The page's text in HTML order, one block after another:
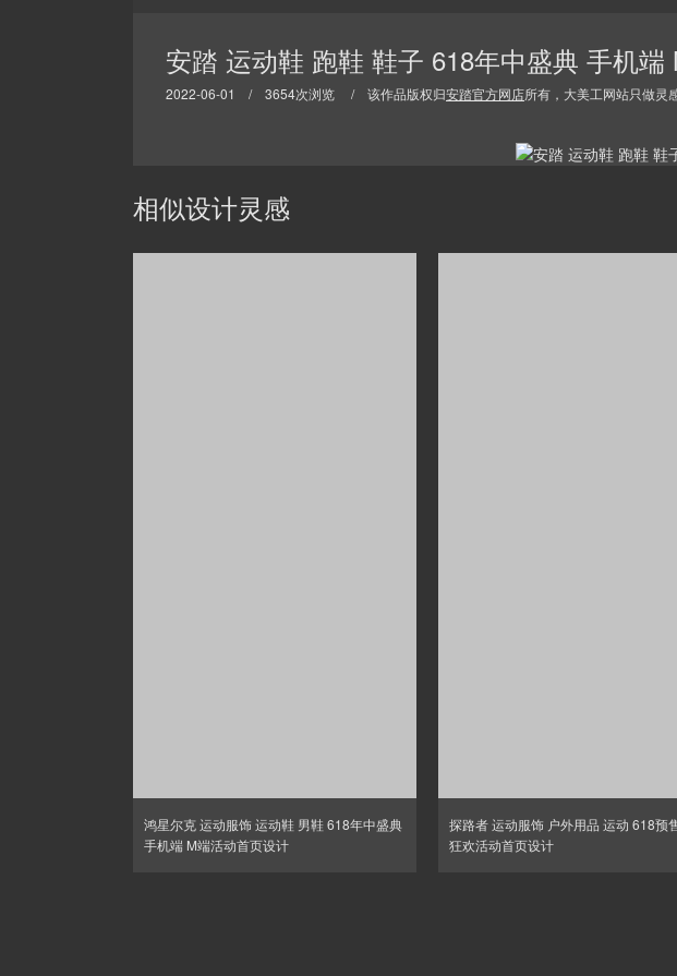
安踏 运动鞋 跑鞋 鞋子 618年中盛典 手机
2022-06-01 / 3654次浏览 / 该作品版权归安踏官方网店所有，大美工网站只做灵
相似设计灵感
鸿星尔克 运动服饰 运动鞋 男鞋 618年中盛典
手机端 M端活动首页设计
探路者 运动服饰 户外用品 运动 618预
狂欢活动首页设计